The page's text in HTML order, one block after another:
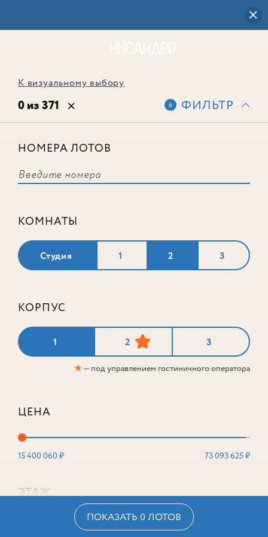
К визуальному выбору
0 из 371 6 ФИЛЬТР
НОМЕРА ЛОТОВ
КОМНАТЫ
Студия 1 2 3
КОРПУС
1 2 3
★— под управлением гостиничного оператора
ЦЕНА
15 400 060 ₽ 73 093 625 ₽
ЭТАЖ
ПОКАЗАТЬ 0 ЛОТОВ
соответствует ни одного лота